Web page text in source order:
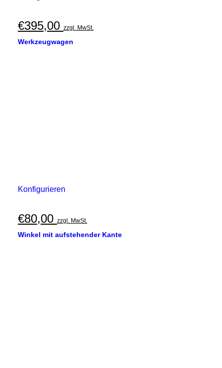
€395,00 zzgl. MwSt.
Werkzeugwagen
Konfigurieren
€80,00 zzgl. MwSt.
Winkel mit aufstehender Kante